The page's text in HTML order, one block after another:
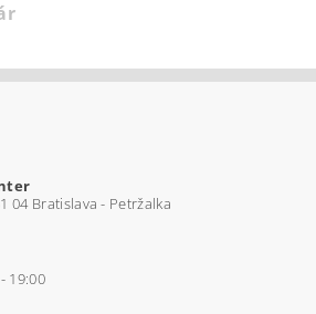
04 Bratislava - Petržalka
19:00